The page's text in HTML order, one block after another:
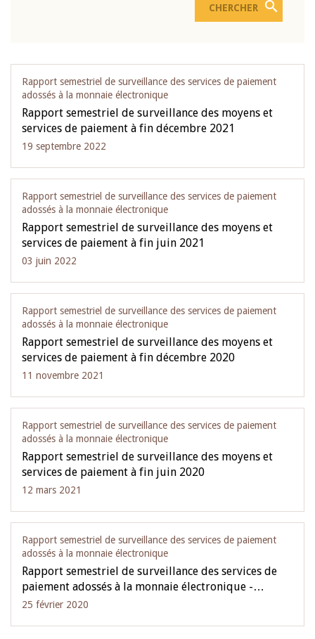
Rapport semestriel de surveillance des services de paiement
adossés à la monnaie électronique
Rapport semestriel de surveillance des moyens et
services de paiement à fin décembre 2021
19 septembre 2022
Rapport semestriel de surveillance des services de paiement
adossés à la monnaie électronique
Rapport semestriel de surveillance des moyens et
services de paiement à fin juin 2021
03 juin 2022
Rapport semestriel de surveillance des services de paiement
adossés à la monnaie électronique
Rapport semestriel de surveillance des moyens et
services de paiement à fin décembre 2020
11 novembre 2021
Rapport semestriel de surveillance des services de paiement
adossés à la monnaie électronique
Rapport semestriel de surveillance des moyens et
services de paiement à fin juin 2020
12 mars 2021
Rapport semestriel de surveillance des services de paiement
adossés à la monnaie électronique
Rapport semestriel de surveillance des services de
paiement adossés à la monnaie électronique -…
25 février 2020